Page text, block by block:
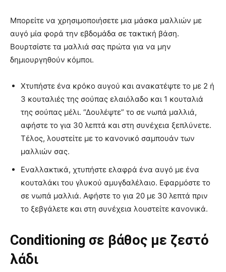
Μπορείτε να χρησιμοποιήσετε μια μάσκα μαλλιών με
αυγό μία φορά την εβδομάδα σε τακτική βάση.
Βουρτσίστε τα μαλλιά σας πρώτα για να μην
δημιουργηθούν κόμποι.
Χτυπήστε ένα κρόκο αυγού και ανακατέψτε το με 2 ή
3 κουταλιές της σούπας ελαιόλαδο και 1 κουταλιά
της σούπας μέλι. “Δουλέψτε” το σε νωπά μαλλιά,
αφήστε το για 30 λεπτά και στη συνέχεια ξεπλύνετε.
Τέλος, λουστείτε με το κανονικό σαμπουάν των
μαλλιών σας.
Εναλλακτικά, χτυπήστε ελαφρά ένα αυγό με ένα
κουταλάκι του γλυκού αμυγδαλέλαιο. Εφαρμόστε το
σε νωπά μαλλιά. Αφήστε το για 20 με 30 λεπτά πριν
το ξεβγάλετε και στη συνέχεια λουστείτε κανονικά.
Conditioning σε βάθος με ζεστό
λάδι